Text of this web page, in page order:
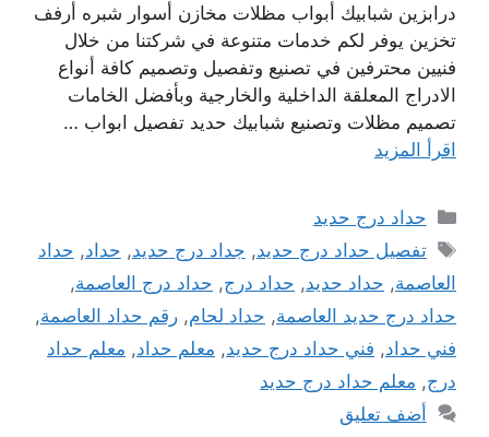
درابزين شبابيك أبواب مظلات مخازن أسوار شبره أرفف
تخزين يوفر لكم خدمات متنوعة في شركتنا من خلال
فنيين محترفين في تصنيع وتفصيل وتصميم كافة أنواع
الادراج المعلقة الداخلية والخارجية وبأفضل الخامات
تصميم مظلات وتصنيع شبابيك حديد تفصيل ابواب …
اقرأ المزيد
التصنيفات
حداد درج حديد
الوسوم
تفصيل حداد درج حديد, جداد درج حديد, حداد, حداد
العاصمة, حداد حديد, حداد درج, حداد درج العاصمة,
حداد درج حديد العاصمة, حداد لحام, رقم حداد العاصمة,
فني حداد, فني حداد درج حديد, معلم حداد, معلم حداد
درج, معلم حداد درج حديد
أضف تعليق